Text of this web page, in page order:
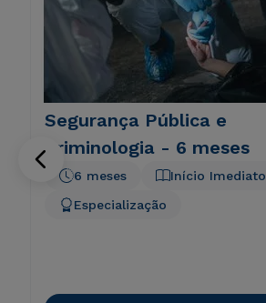
Segurança Pública e
Criminologia - 6 meses
Início Imediato
6 meses
Especialização